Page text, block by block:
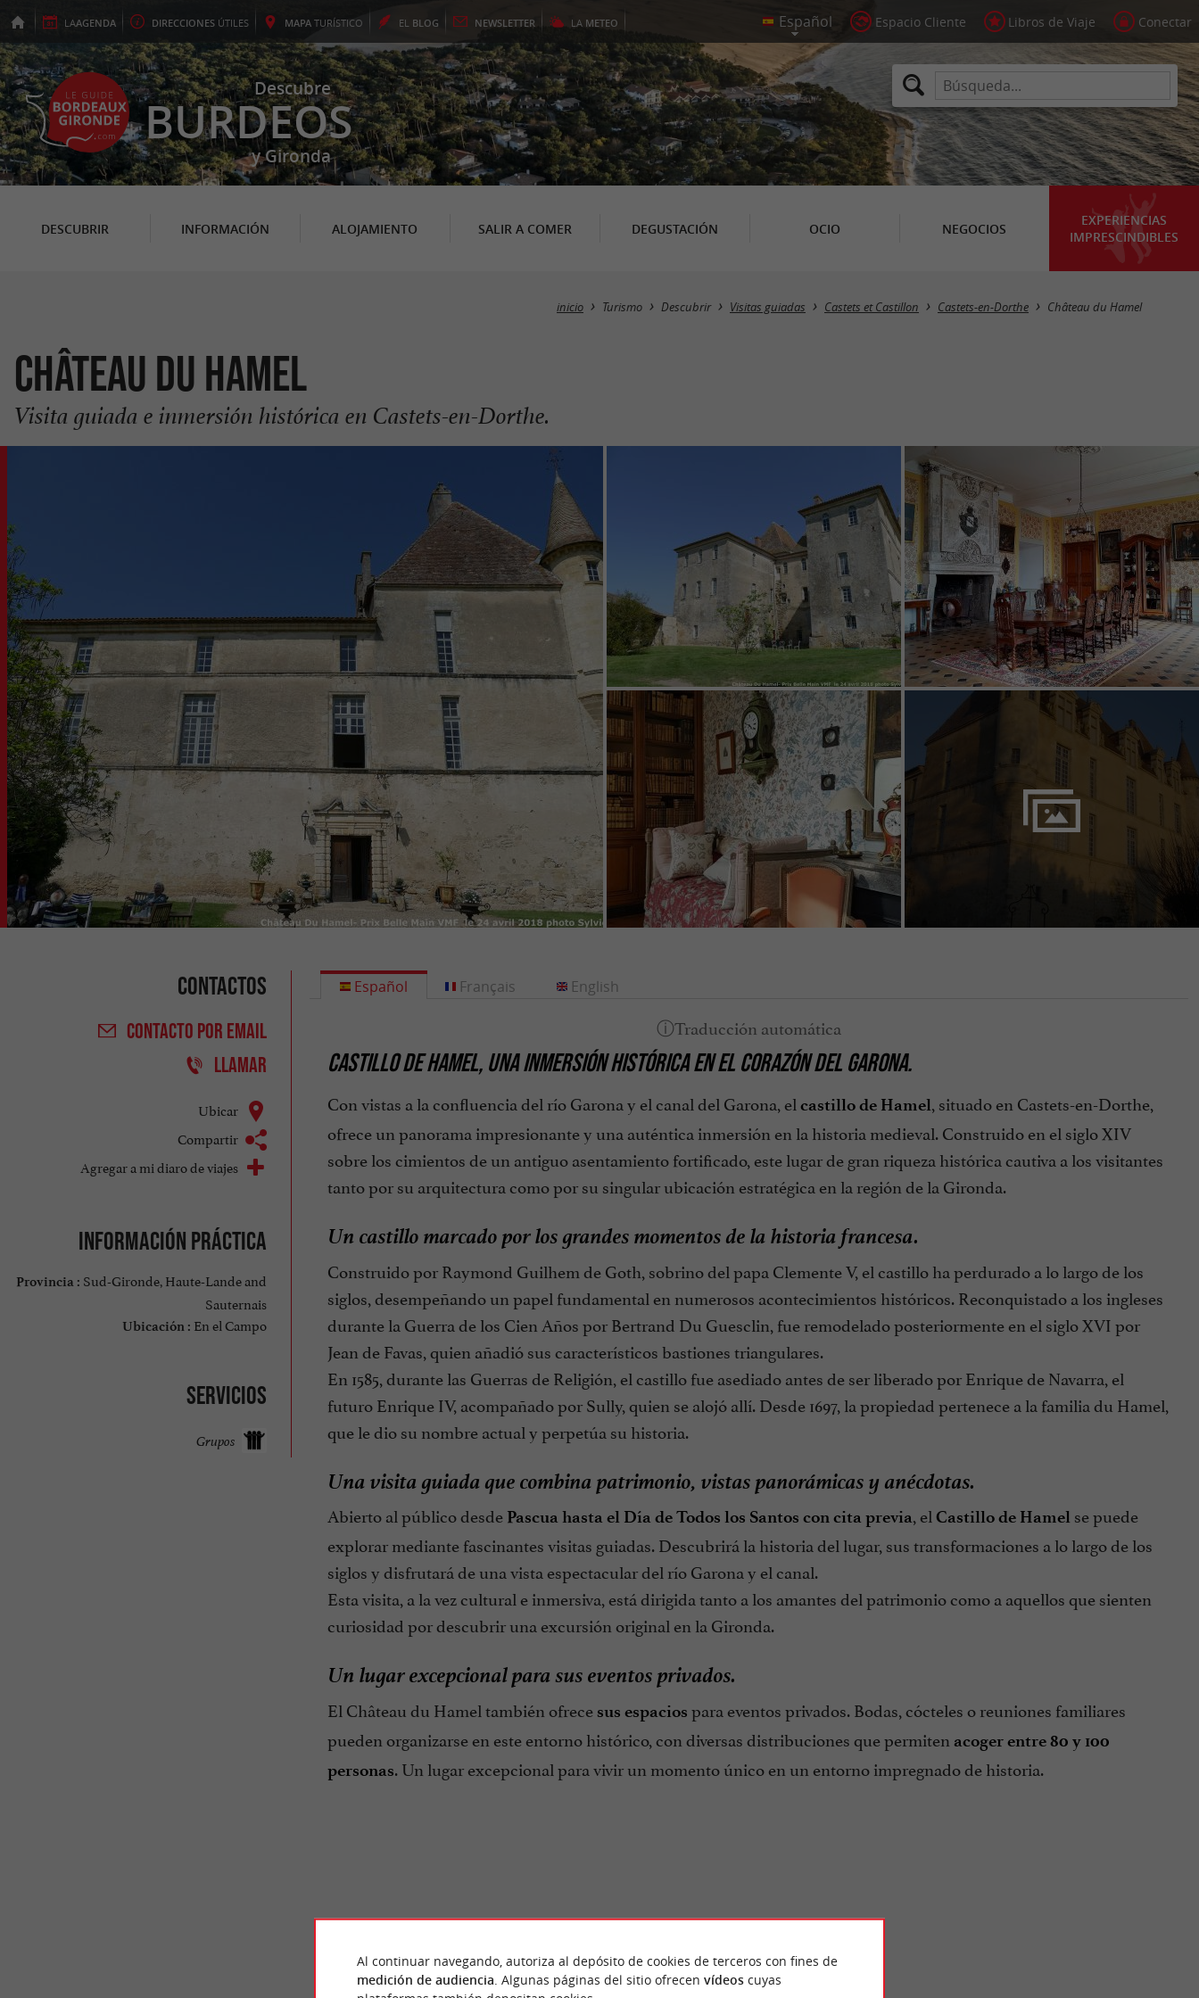
LAAGENDA DIRECCIONES ÚTILES MAPA TURÍSTICO EL BLOG NEWSLETTER LA METEO Espacio Cliente Libros de Viaje Conectar
Descubre
BURDEOS
y Gironda
DESCUBRIR INFORMACIÓN ALOJAMIENTO SALIR A COMER DEGUSTACIÓN OCIO NEGOCIOS
EXPERIENCIAS
IMPRESCINDIBLES
inicio Turismo Descubrir Visitas guiadas Castets et Castillon Castets-en-Dorthe Château du Hamel
Château du Hamel
Visita guiada e inmersión histórica en Castets-en-Dorthe.
Contactos
CONTACTO POR EMAIL
LLAMAR
Ubicar
Compartir
Agregar a mi diaro de viajes
Información práctica
Provincia : Sud-Gironde, Haute-Lande and
Sauternais
Ubicación : En el Campo
Servicios
Grupos
Español
CASTILLO DE HAMEL, UNA INMERSIÓN HISTÓRICA EN EL CORAZÓN DEL GARONA.
Con vistas a la confluencia del río Garona y el canal del Garona, el castillo de Hamel, situado en Castets-en-Dorthe,
ofrece un panorama impresionante y una auténtica inmersión en la historia medieval. Construido en el siglo XIV
sobre los cimientos de un antiguo asentamiento fortificado, este lugar de gran riqueza histórica cautiva a los visitantes
tanto por su arquitectura como por su singular ubicación estratégica en la región de la Gironda.
Un castillo marcado por los grandes momentos de la historia francesa.
Construido por Raymond Guilhem de Goth, sobrino del papa Clemente V, el castillo ha perdurado a lo largo de los
siglos, desempeñando un papel fundamental en numerosos acontecimientos históricos. Reconquistado a los ingleses
durante la Guerra de los Cien Años por Bertrand Du Guesclin, fue remodelado posteriormente en el siglo XVI por
Jean de Favas, quien añadió sus característicos bastiones triangulares.
En 1585, durante las Guerras de Religión, el castillo fue asediado antes de ser liberado por Enrique de Navarra, el
futuro Enrique IV, acompañado por Sully, quien se alojó allí. Desde 1697, la propiedad pertenece a la familia du Hamel,
que le dio su nombre actual y perpetúa su historia.
Una visita guiada que combina patrimonio, vistas panorámicas y anécdotas.
Abierto al público desde Pascua hasta el Día de Todos los Santos con cita previa, el Castillo de Hamel se puede
explorar mediante fascinantes visitas guiadas. Descubrirá la historia del lugar, sus transformaciones a lo largo de los
siglos y disfrutará de una vista espectacular del río Garona y el canal.
Esta visita, a la vez cultural e inmersiva, está dirigida tanto a los amantes del patrimonio como a aquellos que sienten
curiosidad por descubrir una excursión original en la Gironda.
Un lugar excepcional para sus eventos privados.
El Château du Hamel también ofrece sus espacios para eventos privados. Bodas, cócteles o reuniones familiares
pueden organizarse en este entorno histórico, con diversas distribuciones que permiten acoger entre 80 y 100
personas. Un lugar excepcional para vivir un momento único en un entorno impregnado de historia.
Français English
VIAJEROS
MontTest el 02/07/2026
La visita estuvo muy bien organizada y el
Al continuar navegando, autoriza al depósito de cookies de terceros con fines de
medición de audiencia . Algunas páginas del sitio ofrecen vídeoscuyas